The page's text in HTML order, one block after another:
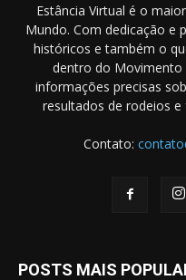
Estância Virtual é o
Mundo. Com dedicação e
históricos e também o
dentro do Movimento
informações precisas
resultados de rodeios e
Contato:
POSTS MAIS